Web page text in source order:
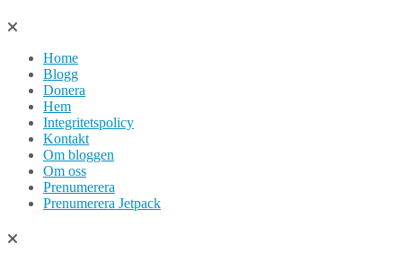
Hoppa
innehållHome
Blogg
Donera
Hem
Integritetspolicy
Kontakt
Om bloggen
Om oss
Prenumerera
Prenumerera Jetpack